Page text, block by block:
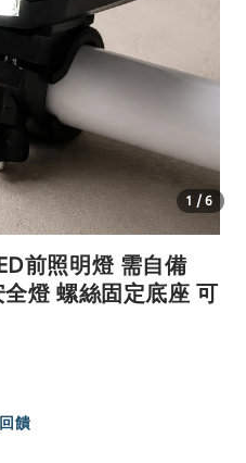
1 /6
前照明燈 需自備
燈 螺絲固定底座 可
饋